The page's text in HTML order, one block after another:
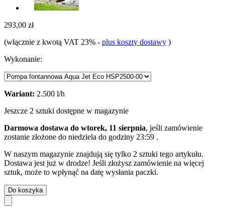
293,00 zł
(włącznie z kwotą VAT 23% - plus koszty dostawy )
Wykonanie:
Wariant: 2.500 l/h
Jeszcze 2 sztuki dostępne w magazynie
Darmowa dostawa do wtorek, 11 sierpnia, jeśli zamówienie
zostanie złożone do niedziela do godziny 23:59 .
W naszym magazynie znajdują się tylko 2 sztuki tego artykułu.
Dostawa jest już w drodze! Jeśli złożysz zamówienie na więcej
sztuk, może to wpłynąć na datę wysłania paczki.
Do koszyka